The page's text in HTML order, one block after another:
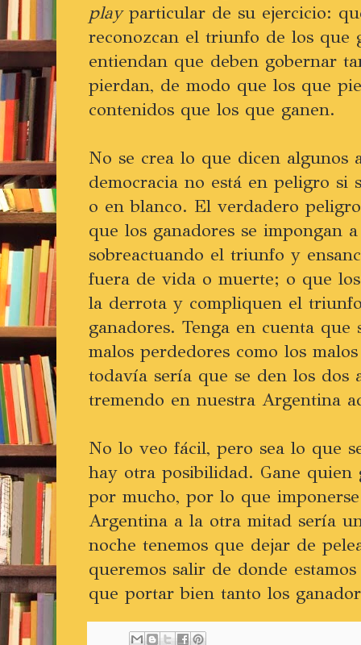
playparticular de su ejercicio:
reconozcan el triunfo de los que
entiendan que deben gobernar
pierdan, de modo que los que
contenidos que los que ganen.
No se crea lo que dicen algunos
democracia no está en peligro si
o en blanco. El verdadero
que los ganadores se impongan
sobreactuando el triunfo y
fuera de vida o muerte; o que
la derrota y compliquen el
ganadores. Tenga en cuenta que
malos perdedores como los
todavía sería que se den los dos
tremendo en nuestra Argentina
No lo veo fácil, pero sea lo que
hay otra posibilidad. Gane quien
por mucho, por lo que
Argentina a la otra mitad sería
noche tenemos que dejar de
queremos salir de donde
que portar bien tanto los